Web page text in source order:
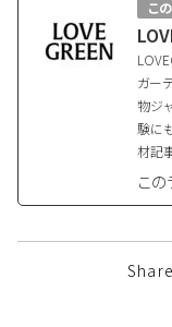
こ
ガー
物ジ
験に
材記
こ
Share